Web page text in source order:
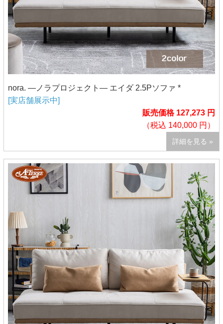
nora. ―ノラプロジェクト― エイダ 2.5Pソファ *
[実店舗展示中]
販売価格 127,273 円
（税込 140,000 円）
詳細を見る »